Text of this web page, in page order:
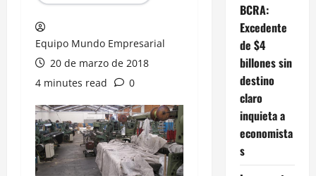
Equipo Mundo Empresarial
20 de marzo de 2018
4 minutes read
0
BCRA:
Excedente
de $4
billones sin
destino
claro
inquieta a
economista
s